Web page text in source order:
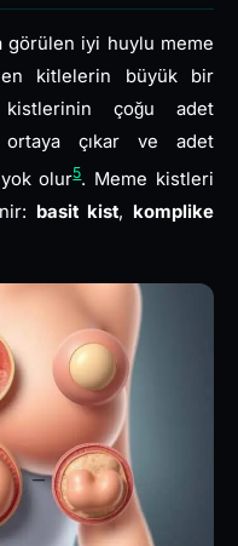
görülen iyi huylu meme
kitlelerin büyük bir
çoğu adet
çıkar ve adet
olur5. Meme kistleri
basit kist, komplike